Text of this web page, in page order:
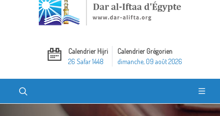
Calendrier Hijri
26 Safar 1448
Calendrier Grégorien
dimanche, 09 août 2026